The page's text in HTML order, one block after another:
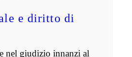
e diritto di
nel giudizio innanzi al